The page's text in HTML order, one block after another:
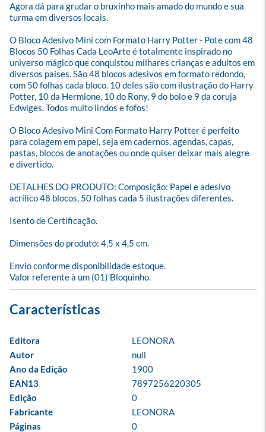
Agora dá para grudar o bruxinho mais amado do mundo e sua
turma em diversos locais.
O Bloco Adesivo Mini com Formato Harry Potter - Pote com 48
Blocos 50 Folhas Cada LeoArte é totalmente inspirado no
universo mágico que conquistou milhares crianças e adultos em
diversos países. São 48 blocos adesivos em formato redondo,
com 50 folhas cada bloco. 10 deles são com ilustração do Harry
Potter, 10 da Hermione, 10 do Rony, 9 do bolo e 9 da coruja
Edwiges. Todos muito lindos e fofos!
O Bloco Adesivo Mini Com Formato Harry Potter é perfeito
para colagem em papel, seja em cadernos, agendas, capas,
pastas, blocos de anotações ou onde quiser deixar mais alegre
e divertido.
DETALHES DO PRODUTO: Composição: Papel e adesivo
acrílico 48 blocos, 50 folhas cada 5 ilustrações diferentes.
Isento de Certificação.
Dimensões do produto: 4,5 x 4,5 cm.
Envio conforme disponibilidade estoque.
Valor referente à um (01) Bloquinho.
Editora
LEONORA
Autor
null
Ano da Edição
1900
EAN13
7897256220305
Edição
0
Fabricante
LEONORA
Páginas
0